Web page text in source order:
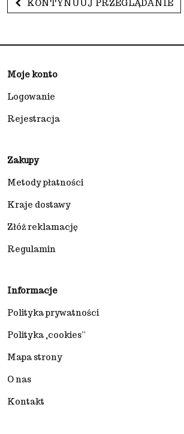
KONTYNUUJ PRZEGLĄDANIE
Moje konto
Logowanie
Rejestracja
Zakupy
Metody płatności
Kraje dostawy
Złóż reklamację
Regulamin
Informacje
Polityka prywatności
Polityka „cookies”
Mapa strony
O nas
Kontakt